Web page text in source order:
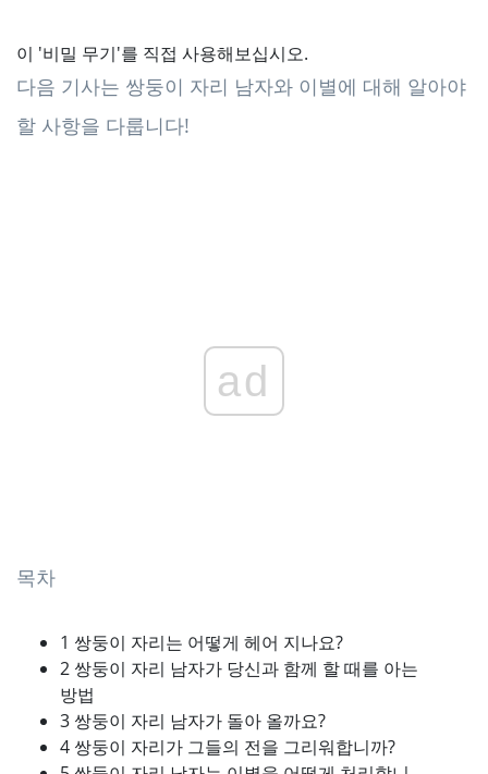
이 '비밀 무기'를 직접 사용해보십시오.
다음 기사는 쌍둥이 자리 남자와 이별에 대해 알아야
할 사항을 다룹니다!
ad
목차
1 쌍둥이 자리는 어떻게 헤어 지나요?
2 쌍둥이 자리 남자가 당신과 함께 할 때를 아는
방법
3 쌍둥이 자리 남자가 돌아 올까요?
4 쌍둥이 자리가 그들의 전을 그리워합니까?